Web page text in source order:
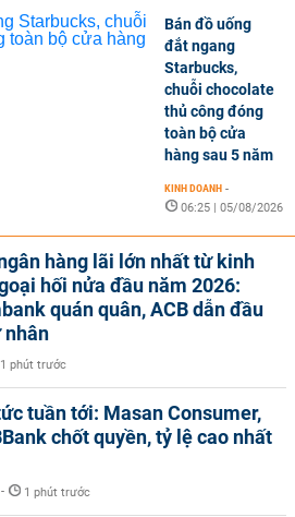
Bán đồ uống
đắt ngang
Starbucks,
chuỗi chocolate
thủ công đóng
toàn bộ cửa
hàng sau 5 năm
KINH DOANH -
06:25 | 05/08/2026
hàng lãi lớn nhất từ kinh
hối nửa đầu năm 2026:
quán quân, ACB dẫn đầu
nhân
1 phút trước
tuần tới: Masan Consumer,
chốt quyền, tỷ lệ cao nhất
- 1 phút trước